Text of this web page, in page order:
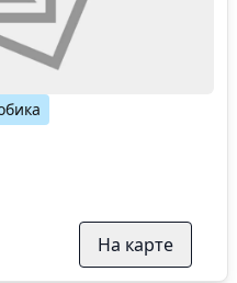
На карте